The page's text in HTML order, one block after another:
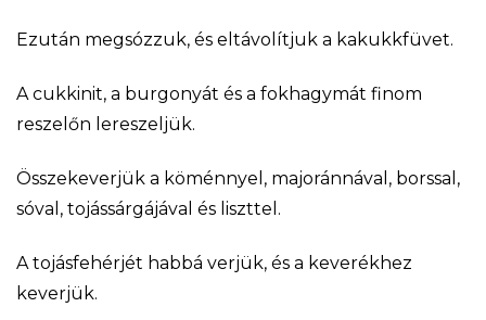
Ezután megsózzuk, és eltávolítjuk a kakukkfüvet.
A cukkinit, a burgonyát és a fokhagymát finom
reszelőn lereszeljük.
Összekeverjük a köménnyel, majoránnával, borssal,
sóval, tojássárgájával és liszttel.
A tojásfehérjét habbá verjük, és a keverékhez
keverjük.